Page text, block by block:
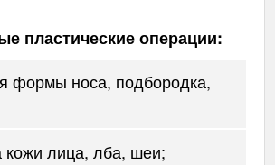
пластические операции:
формы носа, подбородка,
кожи лица, лба, шеи;